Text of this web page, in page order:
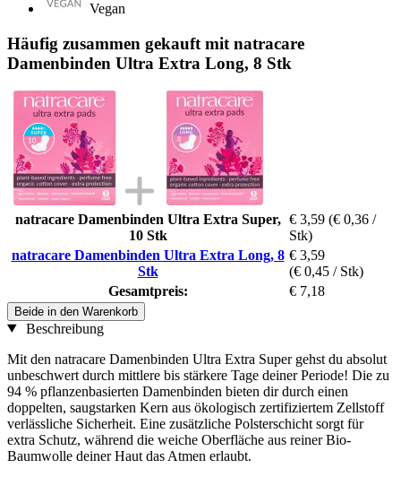
Vegan
Häufig zusammen gekauft mit natracare
Damenbinden Ultra Extra Long, 8 Stk
natracare Damenbinden Ultra Extra Super,
10 Stk
€ 3,59 (€ 0,36 /
Stk)
natracare Damenbinden Ultra Extra Long, 8
Stk
€ 3,59
(€ 0,45 / Stk)
Gesamtpreis:
€ 7,18
Beide in den Warenkorb
Beschreibung
Mit den natracare Damenbinden Ultra Extra Super gehst du absolut
unbeschwert durch mittlere bis stärkere Tage deiner Periode! Die zu
94 % pflanzenbasierten Damenbinden bieten dir durch einen
doppelten, saugstarken Kern aus ökologisch zertifiziertem Zellstoff
verlässliche Sicherheit. Eine zusätzliche Polsterschicht sorgt für
extra Schutz, während die weiche Oberfläche aus reiner Bio-
Baumwolle deiner Haut das Atmen erlaubt.